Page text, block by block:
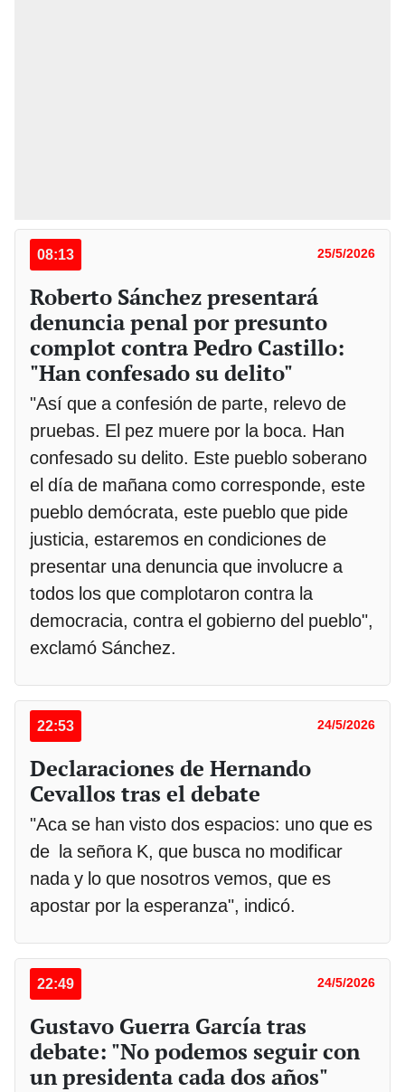
08:13 25/5/2026
Roberto Sánchez presentará
denuncia penal por presunto
complot contra Pedro Castillo:
"Han confesado su delito"
"Así que a confesión de parte, relevo de
pruebas. El pez muere por la boca. Han
confesado su delito. Este pueblo soberano
el día de mañana como corresponde, este
pueblo demócrata, este pueblo que pide
justicia, estaremos en condiciones de
presentar una denuncia que involucre a
todos los que complotaron contra la
democracia, contra el gobierno del pueblo",
exclamó Sánchez.
22:53 24/5/2026
Declaraciones de Hernando
Cevallos tras el debate
"Aca se han visto dos espacios: uno que es
de la señora K, que busca no modificar
nada y lo que nosotros vemos, que es
apostar por la esperanza", indicó.
22:49 24/5/2026
Gustavo Guerra García tras
debate: "No podemos seguir con
un presidenta cada dos años"